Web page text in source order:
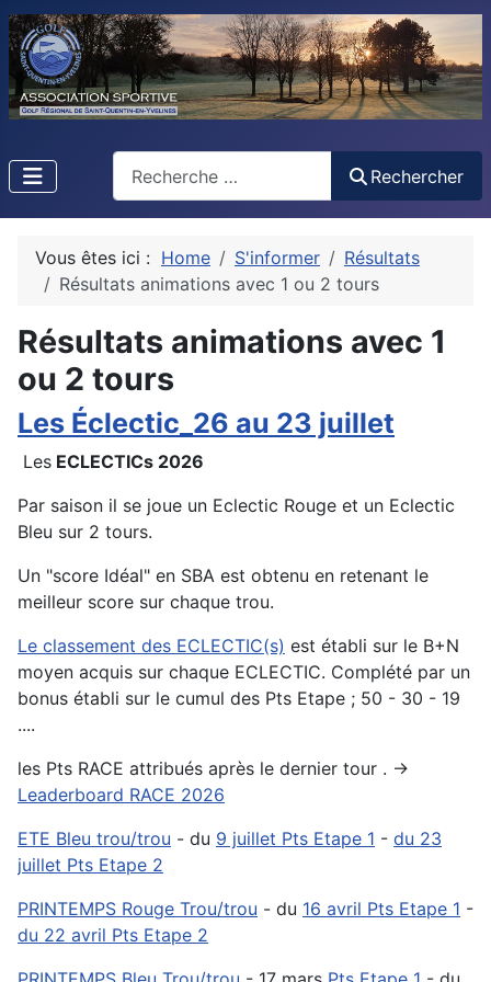
Rechercher
Vous êtes ici : Home S'informer
Résultats
Résultats animations avec 1 ou 2 tours
Résultats animations avec 1
ou 2 tours
Les Éclectic_26 au 23 juillet
Les ECLECTICs 2026
Par saison il se joue un Eclectic Rouge et un Eclectic
Bleu sur 2 tours.
Un "score Idéal" en SBA est obtenu en retenant le
meilleur score sur chaque trou.
Le classement des ECLECTIC(s) est établi sur le B+N
moyen acquis sur chaque ECLECTIC. Complété par un
bonus établi sur le cumul des Pts Etape ; 50 - 30 - 19
....
les Pts RACE attribués après le dernier tour . ->
Leaderboard RACE 2026
ETE Bleu trou/trou - du 9 juillet Pts Etape 1 - du 23
juillet Pts Etape 2
PRINTEMPS Rouge Trou/trou - du 16 avril Pts Etape 1 -
du 22 avril Pts Etape 2